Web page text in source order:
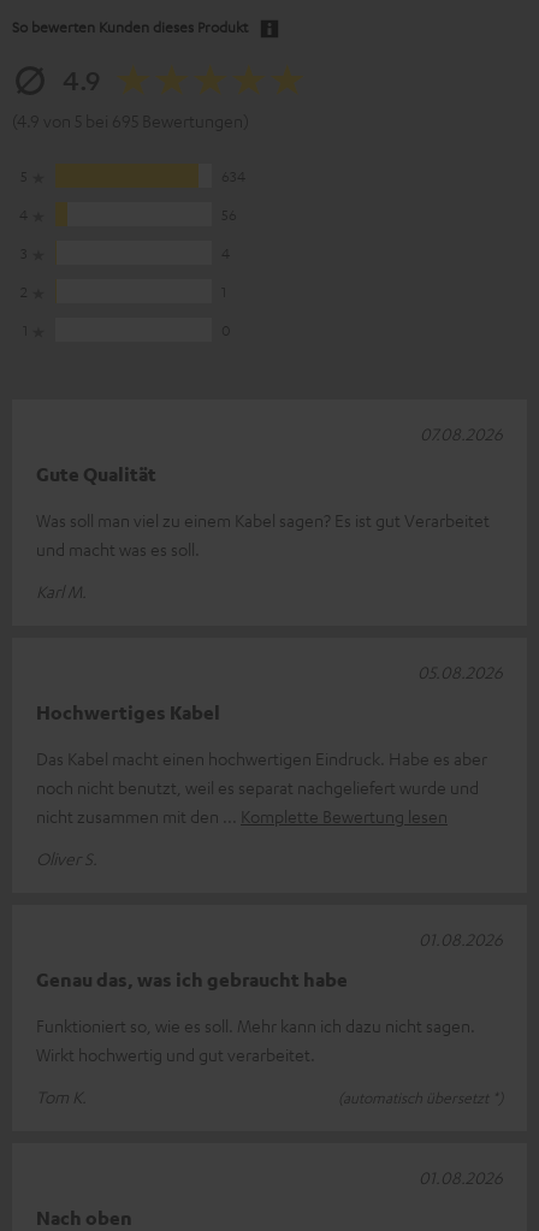
So bewerten Kunden dieses Produkt
Gute Qualität
Was soll man viel zu einem Kabel sagen? Es ist gut Verarbeitet
und macht was es soll.
Karl M.
07.08.2026
Hochwertiges Kabel
Das Kabel macht einen hochwertigen Eindruck. Habe es aber
noch nicht benutzt, weil es separat nachgeliefert wurde und
nicht zusammen mit den
Komplette Bewertung lesen
Oliver S.
05.08.2026
Genau das, was ich gebraucht habe
Funktioniert so, wie es soll. Mehr kann ich dazu nicht sagen.
Wirkt hochwertig und gut verarbeitet.
Tom K.
(automatisch übersetzt *)
01.08.2026
Nach oben
01.08.2026